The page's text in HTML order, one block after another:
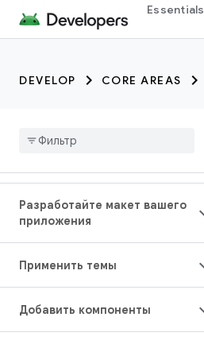
Essentials
DEVELOP CORE AREAS
Разработайте макет вашего
приложения
Применить темы
Добавить компоненты